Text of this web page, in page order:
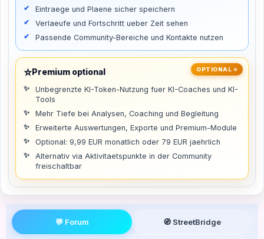
Eintraege und Plaene sicher speichern
Verlaeufe und Fortschritt ueber Zeit sehen
Passende Community-Bereiche und Kontakte nutzen
OPTIONAL ⭐
⭐Premium optional
Unbegrenzte KI-Token-Nutzung fuer KI-Coaches und KI-
Tools
Mehr Tiefe bei Analysen, Coaching und Begleitung
Erweiterte Auswertungen, Exporte und Premium-Module
Optional: 9,99 EUR monatlich oder 79 EUR jaehrlich
Alternativ via Aktivitaetspunkte in der Community
freischaltbar
💬 Forum 🧭 StreetBridge